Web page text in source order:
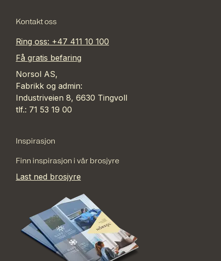
Kontakt oss
Ring oss: +47 411 10 100
Få gratis befaring
Norsol AS,
Fabrikk og admin:
Industriveien 8, 6630 Tingvoll
tlf.: 71 53 19 00
Inspirasjon
Finn inspirasjon i vår brosjyre
Last ned brosjyre